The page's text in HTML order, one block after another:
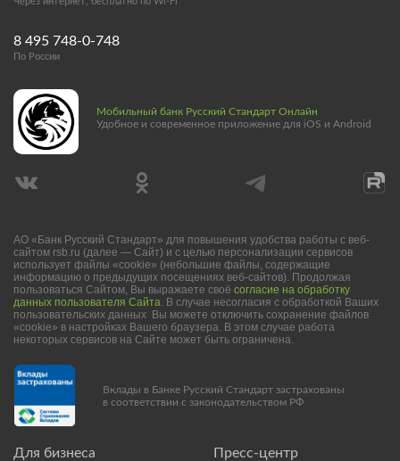
8 495 748-0-748
По России
Для бизнеса Пресс-центр
Мобильный банк Русский Стандарт Онлайн
Удобное и современное приложение для iOS и Android
АО «Банк Русский Стандарт» для повышения удобства работы с веб-
сайтом rsb.ru (далее — Сайт) и с целью персонализации сервисов
использует файлы «cookie» (небольшие файлы, содержащие
информацию о предыдущих посещениях веб-сайтов). Продолжая
пользоваться Сайтом, Вы выражаете своё согласие на обработку
данных пользователя Сайта. В случае несогласия с обработкой Ваших
пользовательских данных Вы можете отключить сохранение файлов
«cookie» в настройках Вашего браузера. В этом случае работа
некоторых сервисов на Сайте может быть ограничена.
Вклады в Банке Русский Стандарт застрахованы
в соответствии с законодательством РФ